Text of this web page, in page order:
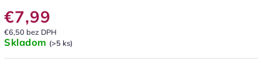
€7,99
€6,50 bez DPH
Skladom (>5 ks)